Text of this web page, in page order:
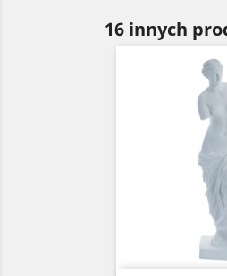
16 innych